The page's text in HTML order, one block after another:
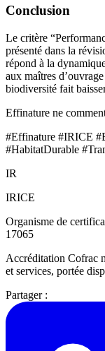
Conclusion
Le critère
présenté dans la
répond à la
aux maîtres
biodiversité fait
Effinature ne
#Effinature #IRICE
#HabitatDurable
IR
IRICE
Organisme de
17065
Accréditation Cofrac
et services, portée
Partager :